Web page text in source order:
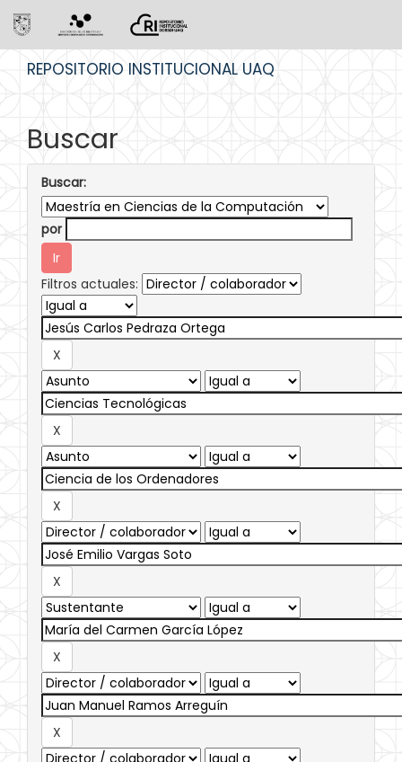
REPOSITORIO INSTITUCIONAL UAQ
Buscar
Buscar:
por
Filtros actuales: